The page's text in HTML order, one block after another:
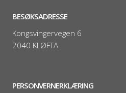
BESØKSADRESSE
Kongsvingervegen 6
2040 KLØFTA
PERSONVERNERKLÆRING